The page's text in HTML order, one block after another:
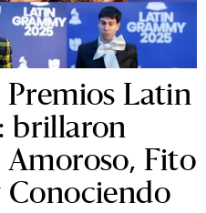
Latin
brillaron
Amoroso, Fito
Conociendo